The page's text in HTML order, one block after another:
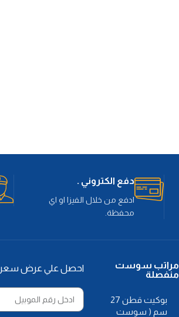
دفع الكتروني .
ادفع من خلال الفيزا او اي
محفظة.
مراتب سوست
منفصلة
بوكيت قطن 27
سم ( سوست
احصل علي عرض سعر